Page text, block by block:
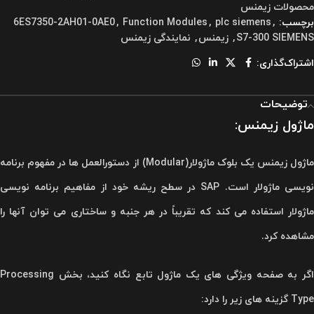
محصولات زیمنس
برچسب:
6ES7350-2AH01-0AE0, Function Modules, plc siemens,
S7-300 SIEMENS
, زیمنس, نمایندگی زیمنس
اشتراک‌گذاری:
توضیحات
ماژول زیمنس:
ماژول زیمنس یک بلوک ماژولار(Modular) از دستورالعمل ها در مفهوم برنامه
نویسی ماژولار است. SAP در سطح ریشه خود از مفاهیم برنامه نویسی
ماژولار استفاده می کند که تقریباً در هر جنبه و ساختاری می توان آنها را
مشاهده کرد.
اگر به صفحه ویژگی های یک ماژول تابع نگاه کنید، بخش Processing
Type گزینه های زیر را دارد: